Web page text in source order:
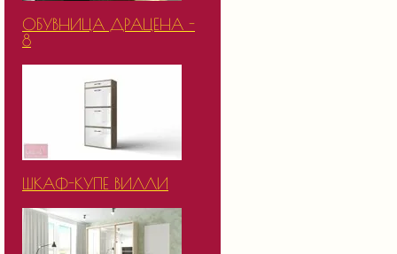
ОБУВНИЦА ДРАЦЕНА -
8
ШКАФ-КУПЕ ВИЛЛИ